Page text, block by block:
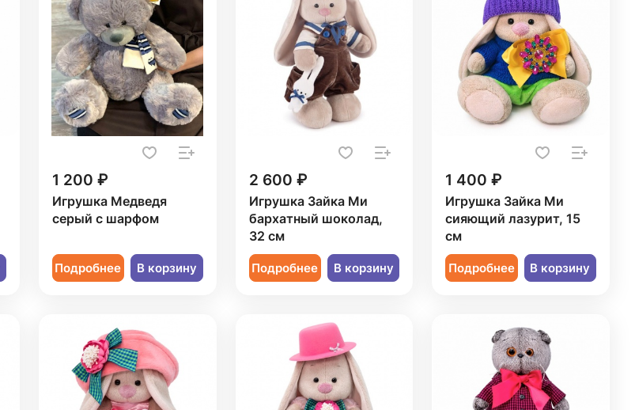
1 200 ₽
Игрушка Медведя
серый с шарфом
Подробнее В корзину
2 600 ₽
Игрушка Зайка Ми
бархатный шоколад,
32 см
Подробнее В корзину
1 400 ₽
Игрушка Зайка Ми
сияющий лазурит, 15
см
Подробнее В корзину